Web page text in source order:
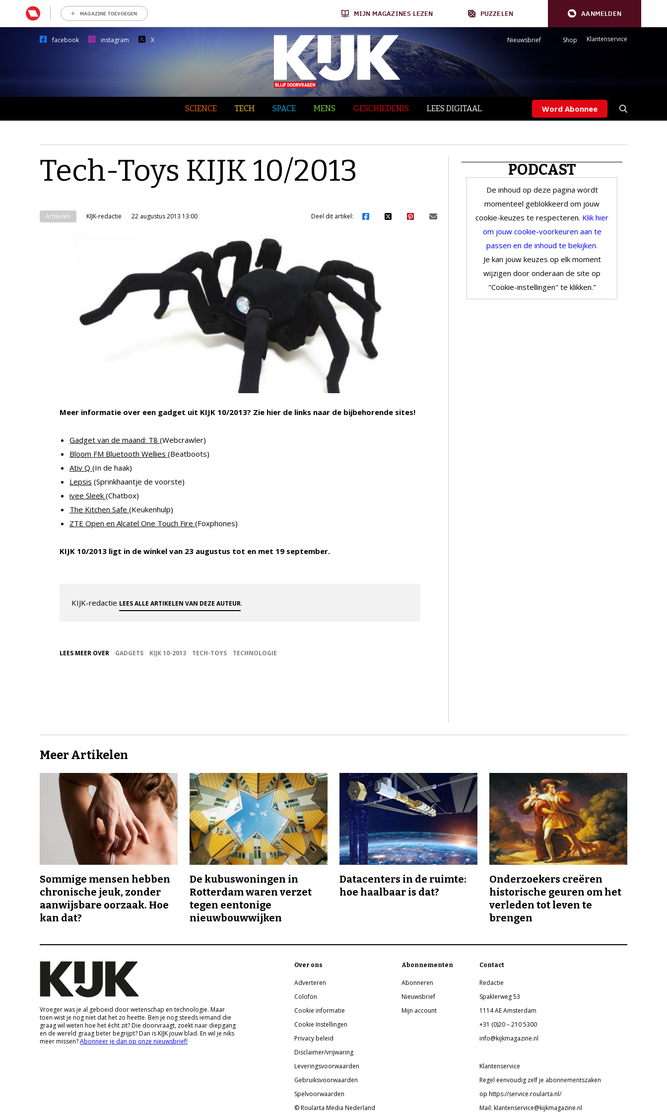
MAGAZINE TOEVOEGEN MIJN MAGAZINES LEZEN PUZZELEN AANMELDEN
facebook instagram X Nieuwsbrief Shop Klantenservice
SCIENCE TECH SPACE MENS GESCHIEDENIS LEES DIGITAAL Word Abonnee
Tech-Toys KIJK 10/2013
Artikelen KIJK-redactie 22 augustus 2013 13:00 Deel dit artikel:
Meer informatie over een gadget uit KIJK 10/2013? Zie hier de links naar de bijbehorende sites!
Gadget van de maand: T8 (Webcrawler)
Bloom FM Bluetooth Wellies (Beatboots)
Ativ Q (In de haak)
Lepsis (Sprinkhaantje de voorste)
ivee Sleek (Chatbox)
The Kitchen Safe (Keukenhulp)
ZTE Open en Alcatel One Touch Fire (Foxphones)
KIJK 10/2013 ligt in de winkel van 23 augustus tot en met 19 september.
KIJK-redactie LEES ALLE ARTIKELEN VAN DEZE AUTEUR.
LEES MEER OVER GADGETS KIJK 10-2013 TECH-TOYS TECHNOLOGIE
PODCAST
De inhoud op deze pagina wordt
momenteel geblokkeerd om jouw
cookie-keuzes te respecteren. Klik hier
om jouw cookie-voorkeuren aan te
passen en de inhoud te bekijken.
Je kan jouw keuzes op elk moment
wijzigen door onderaan de site op
"Cookie-instellingen" te klikken."
Meer Artikelen
Sommige mensen hebben
chronische jeuk, zonder
aanwijsbare oorzaak. Hoe
kan dat?
De kubuswoningen in
Rotterdam waren verzet
tegen eentonige
nieuwbouwwijken
Datacenters in de ruimte:
hoe haalbaar is dat?
Onderzoekers creëren
historische geuren om het
verleden tot leven te
brengen
Vroeger was je al geboeid door wetenschap en technologie. Maar
toen wist je nog niet dat het zo heette. Ben je nog steeds iemand die
graag wil weten hoe het écht zit? Die doorvraagt, zoekt naar diepgang
en de wereld graag beter begrijpt? Dan is KIJK jouw blad. En wil je niks
meer missen?Abonneer je dan op onze nieuwsbrief!
Over ons
Adverteren
Colofon
Cookie informatie
Cookie Instellingen
Privacy beleid
Disclaimer/vrijwaring
Leveringsvoorwaarden
Gebruiksvoorwaarden
Spelvoorwaarden
© Roularta Media Nederland
Abonnementen
Abonneren
Nieuwsbrief
Mijn account
Contact
Redactie
Spaklerweg 53
1114 AE Amsterdam
+31 (0)20 – 210 5300
info@kijkmagazine.nl
Klantenservice
Regel eenvoudig zelf je abonnementszaken
op https://service.roularta.nl/
Mail: klantenservice@kijkmagazine.nl